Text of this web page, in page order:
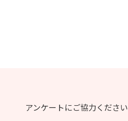
アンケートにご協力ください